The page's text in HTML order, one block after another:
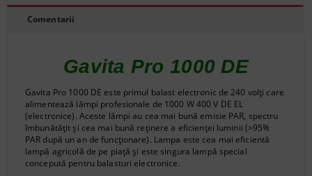
Comentarii
Gavita Pro 1000 DE
Gavita Pro 1000 DE este primul balast electronic de 240 volți care
alimentează lămpi profesionale de 1000 W 400 V DE EL
(electronice). Aceste lămpi au cea mai bună emisie PAR, spectru
îmbunătățit și cea mai bună reținere a eficienței luminii (>95%
PAR după un an de funcționare). Lampa este cea mai eficientă
lampă agricolă de pe piață și este singura lampă special
concepută pentru balasturi electronice.